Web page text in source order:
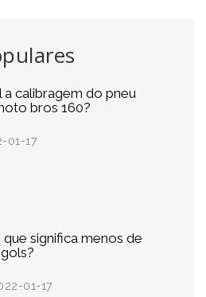
a calibragem do pneu
bros 160?
01-17
que significa menos de
01-17